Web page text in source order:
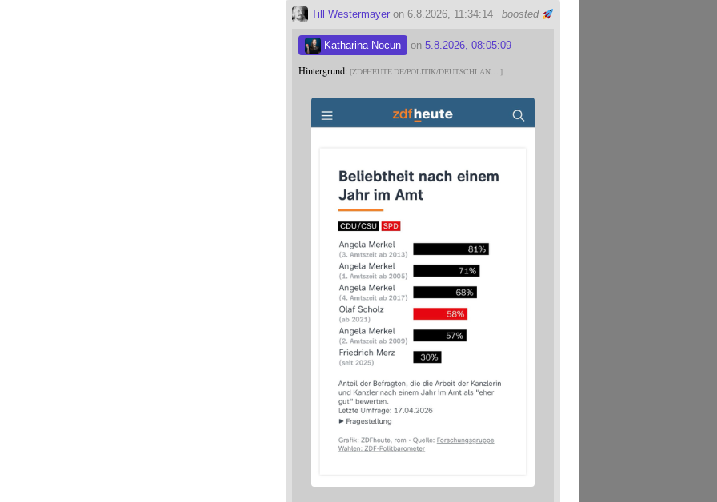
boosted
Till Westermayer on 6.8.2026, 11:34:14
Katharina Nocun on5.8.2026, 08:05:09
Hintergrund: ZDFHEUTE.DE/POLITIK/DEUTSCHLAN